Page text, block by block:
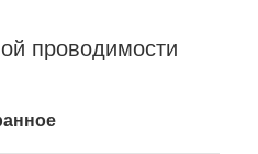
проводимости